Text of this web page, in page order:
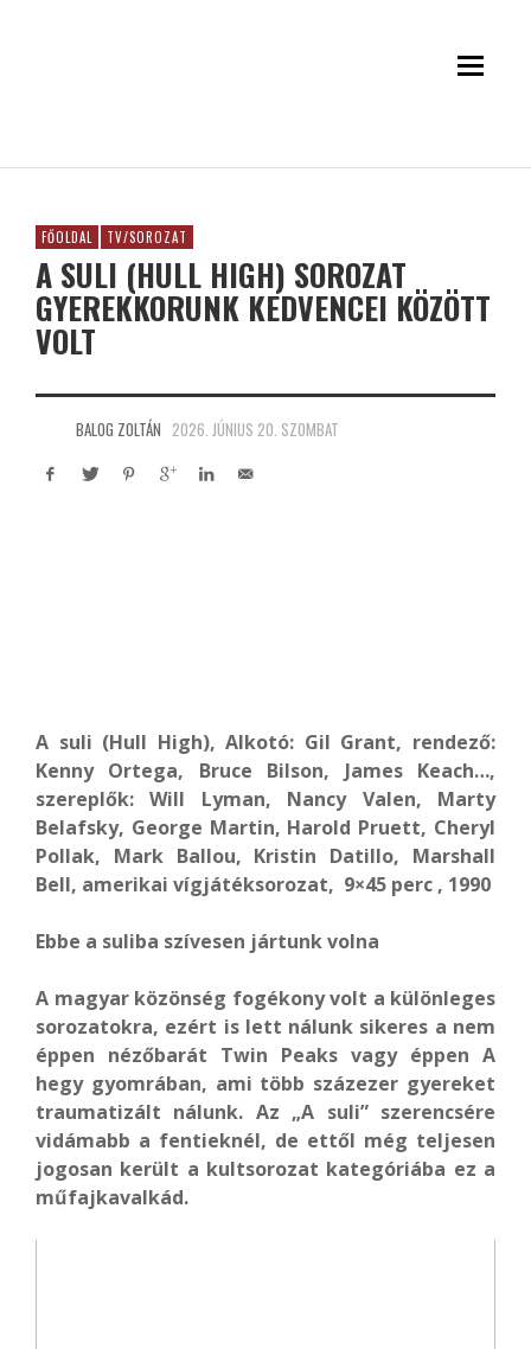
FŐOLDAL TV/SOROZAT
A SULI (HULL HIGH) SOROZAT
GYEREKKORUNK KEDVENCEI KÖZÖTT
VOLT
BALOG ZOLTÁN 2026. JÚNIUS 20. SZOMBAT
A suli (Hull High), Alkotó: Gil Grant, rendező:
Kenny Ortega, Bruce Bilson, James Keach…,
szereplők: Will Lyman, Nancy Valen, Marty
Belafsky, George Martin, Harold Pruett, Cheryl
Pollak, Mark Ballou, Kristin Datillo, Marshall
Bell, amerikai vígjátéksorozat, 9×45 perc , 1990
Ebbe a suliba szívesen jártunk volna
A magyar közönség fogékony volt a különleges
sorozatokra, ezért is lett nálunk sikeres a nem
éppen nézőbarát Twin Peaks vagy éppen A
hegy gyomrában, ami több százezer gyereket
traumatizált nálunk. Az „A suli” szerencsére
vidámabb a fentieknél, de ettől még teljesen
jogosan került a kultsorozat kategóriába ez a
műfajkavalkád.